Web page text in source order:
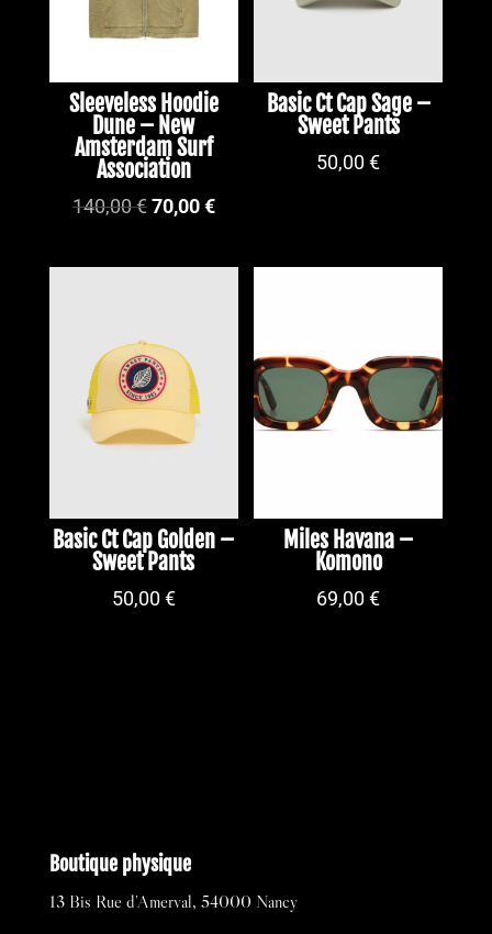
Sleeveless Hoodie
Dune – New
Amsterdam Surf
Association
140,00€ Le
initial
70,00€Le
actuel
Basic Ct Cap Sage –
Sweet Pants
50,00€
Basic Ct Cap Golden –
Sweet Pants
50,00€
Miles Havana –
Komono
69,00€
Boutique physique
13 Bis Rue d’Amerval, 54000 Nancy